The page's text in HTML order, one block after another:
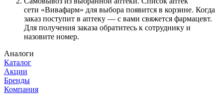
сети «Вивафарм» для выбора появится в корзине. Когда
заказ поступит в аптеку — с вами свяжется фармацевт.
Для получения заказа обратитесь к сотруднику и
назовите номер.
Аналоги
Каталог
Акции
Бренды
Компания